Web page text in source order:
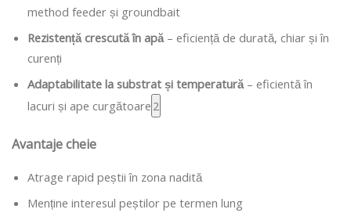
method feeder și groundbait
Rezistență crescută în apă – eficiență de durată, chiar și în
curenți
Adaptabilitate la substrat și temperatură– eficientă în
lacuri și ape curgătoare 2
Avantaje cheie
Atrage rapid peștii în zona nadită
Menține interesul peștilor pe termen lung